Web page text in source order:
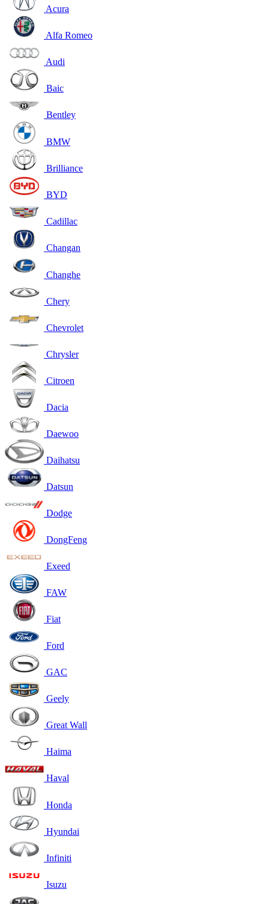
Acura
Alfa Romeo
Audi
Baic
Bentley
BMW
Brilliance
BYD
Cadillac
Changan
Changhe
Chery
Chevrolet
Chrysler
Citroen
Dacia
Daewoo
Daihatsu
Datsun
Dodge
DongFeng
Exeed
FAW
Fiat
Ford
GAC
Geely
Great Wall
Haima
Haval
Honda
Hyundai
Infiniti
Isuzu